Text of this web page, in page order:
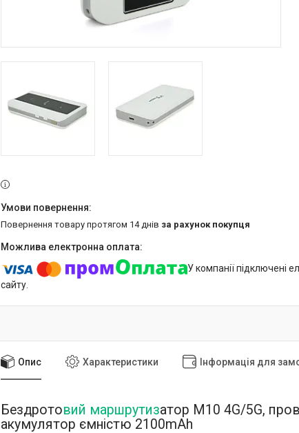
повернення товару протягом 14 днів за рахунок покупця
У компанії підключені
сайту.
Опис Характеристики Інформація для
Бездротовий маршрутизатор M10 4G/5G,
акумулятор ємністю 2100mAh